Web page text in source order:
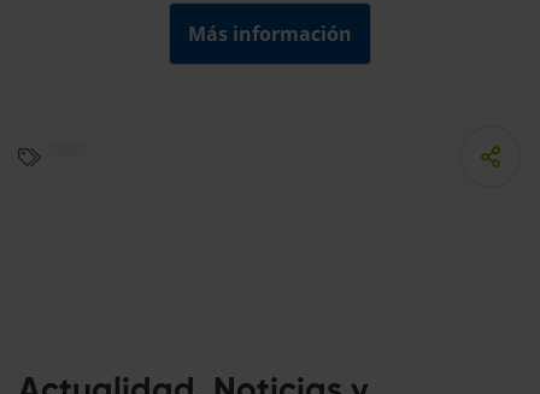
Más información